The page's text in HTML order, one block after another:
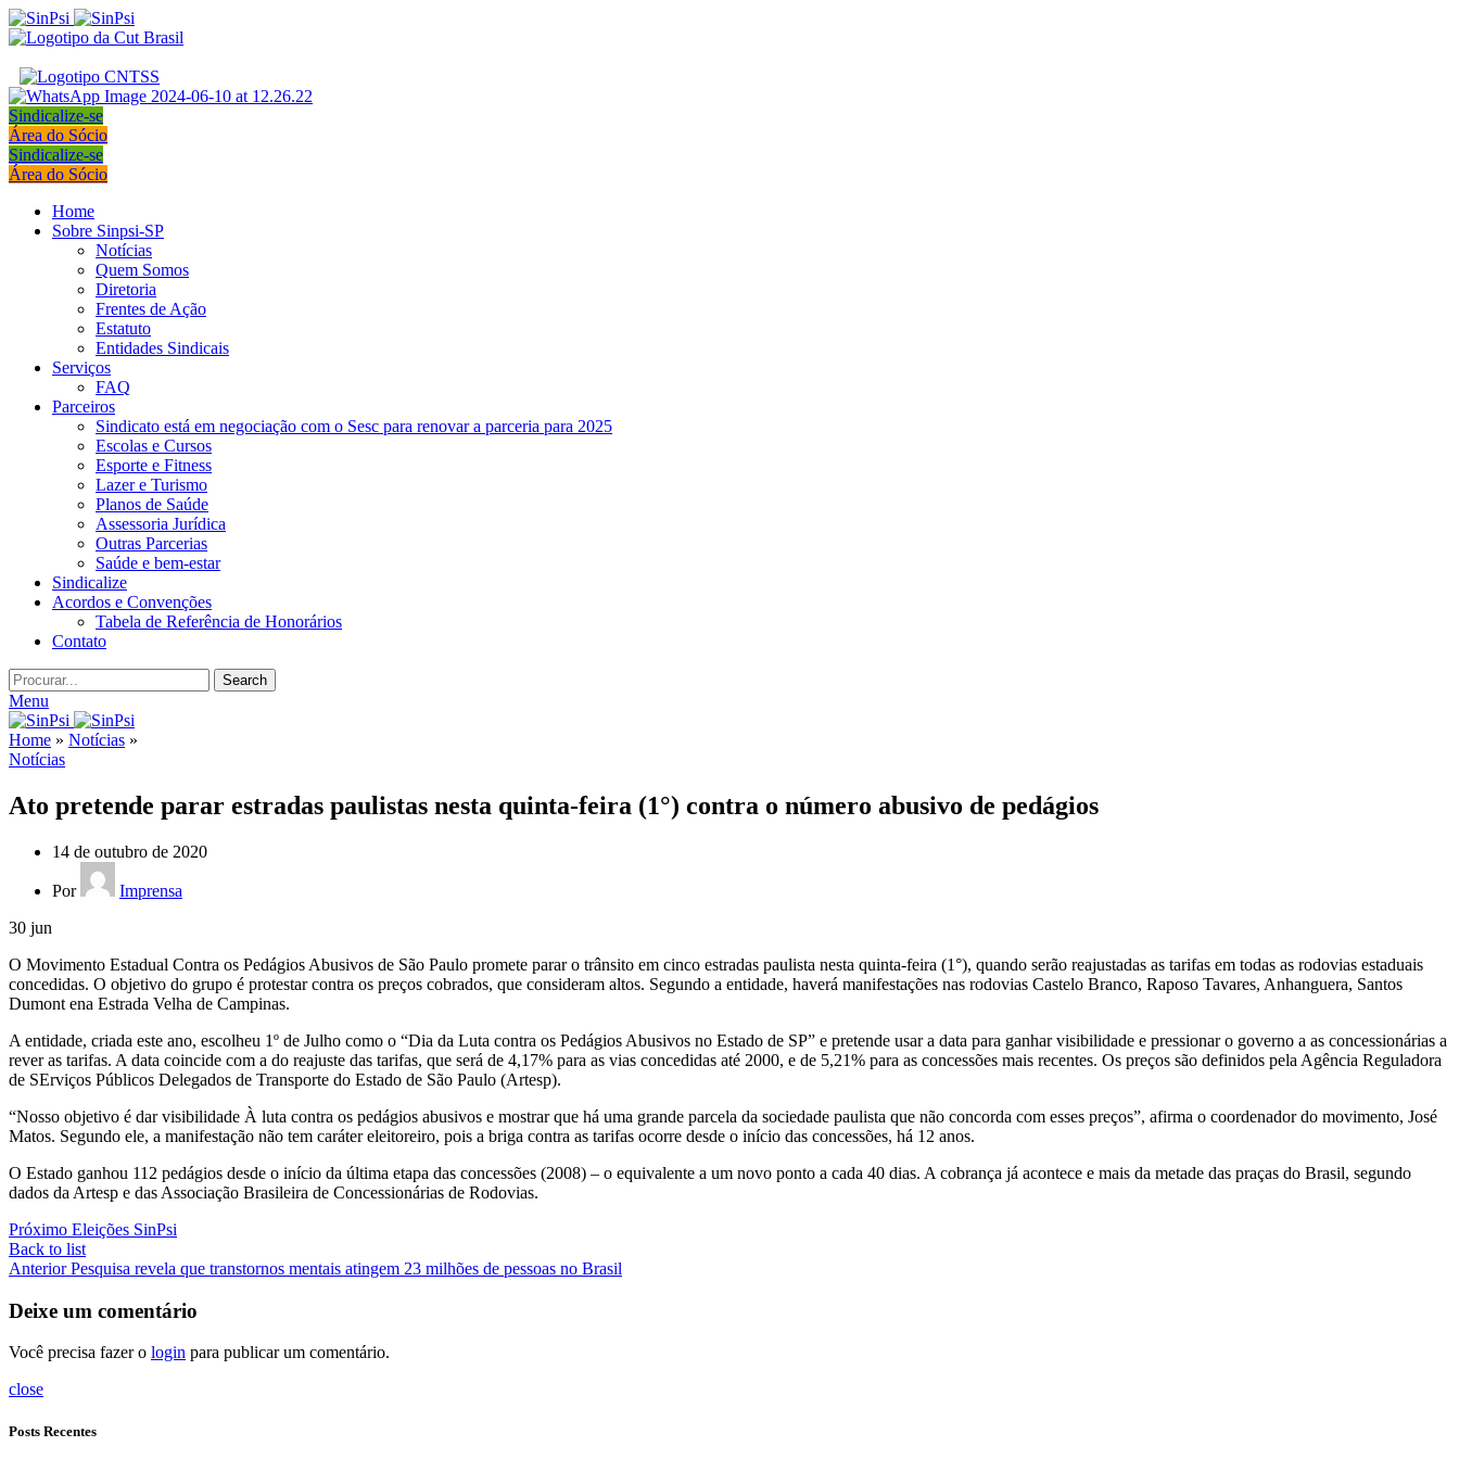
Sindicalize-se
Área do Sócio
Sindicalize-se
Área do Sócio
Home
Sobre Sinpsi-SP
Notícias
Quem Somos
Diretoria
Frentes de Ação
Estatuto
Entidades Sindicais
Serviços
FAQ
Parceiros
Sindicato está em negociação com o Sesc para renovar a parceria para 2025
Escolas e Cursos
Esporte e Fitness
Lazer e Turismo
Planos de Saúde
Assessoria Jurídica
Outras Parcerias
Saúde e bem-estar
Sindicalize
Acordos e Convenções
Tabela de Referência de Honorários
Contato
Search
Menu
Home » Notícias »
Notícias
Ato pretende parar estradas paulistas nesta quinta-feira (1°) contra o número abusivo de pedágios
14 de outubro de 2020
Por
Imprensa
30 jun
O Movimento Estadual Contra os Pedágios Abusivos de São Paulo promete parar o trânsito em cinco estradas paulista nesta quinta-feira (1°), quando serão reajustadas as tarifas em todas as rodovias estaduais
concedidas. O objetivo do grupo é protestar contra os preços cobrados, que consideram altos. Segundo a entidade, haverá manifestações nas rodovias Castelo Branco, Raposo Tavares, Anhanguera, Santos
Dumont ena Estrada Velha de Campinas.
A entidade, criada este ano, escolheu 1º de Julho como o “Dia da Luta contra os Pedágios Abusivos no Estado de SP” e pretende usar a data para ganhar visibilidade e pressionar o governo a as concessionárias a
rever as tarifas. A data coincide com a do reajuste das tarifas, que será de 4,17% para as vias concedidas até 2000, e de 5,21% para as concessões mais recentes. Os preços são definidos pela Agência Reguladora
de SErviços Públicos Delegados de Transporte do Estado de São Paulo (Artesp).
“Nosso objetivo é dar visibilidade À luta contra os pedágios abusivos e mostrar que há uma grande parcela da sociedade paulista que não concorda com esses preços”, afirma o coordenador do movimento, José
Matos. Segundo ele, a manifestação não tem caráter eleitoreiro, pois a briga contra as tarifas ocorre desde o início das concessões, há 12 anos.
O Estado ganhou 112 pedágios desde o início da última etapa das concessões (2008) – o equivalente a um novo ponto a cada 40 dias. A cobrança já acontece e mais da metade das praças do Brasil, segundo
dados da Artesp e das Associação Brasileira de Concessionárias de Rodovias.
Próximo Eleições SinPsi
Back to list
Anterior Pesquisa revela que transtornos mentais atingem 23 milhões de pessoas no Brasil
Deixe um comentário
Você precisa fazer o login para publicar um comentário.
close
Posts Recentes